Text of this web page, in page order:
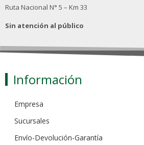
Ruta Nacional N° 5 – Km 33
Sin atención al público
Información
Empresa
Sucursales
Envío-Devolución-Garantía